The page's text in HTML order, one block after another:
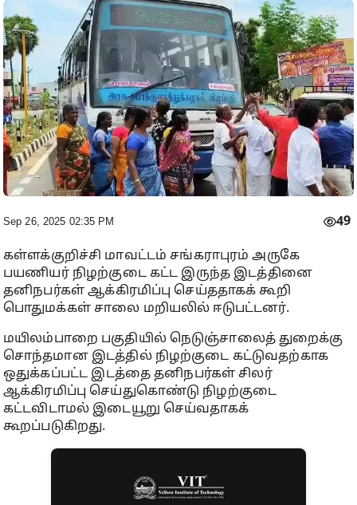
Sep 26, 2025 02:35 PM 49
கள்ளக்குறிச்சி மாவட்டம் சங்கராபுரம் அருகே
பயணியர் நிழற்குடை கட்ட இருந்த இடத்தினை
தனிநபர்கள் ஆக்கிரமிப்பு செய்ததாகக் கூறி
பொதுமக்கள் சாலை மறியலில் ஈடுபட்டனர்.
மயிலம்பாறை பகுதியில் நெடுஞ்சாலைத் துறைக்கு
சொந்தமான இடத்தில் நிழற்குடை கட்டுவதற்காக
ஒதுக்கப்பட்ட இடத்தை தனிநபர்கள் சிலர்
ஆக்கிரமிப்பு செய்துகொண்டு நிழற்குடை
கட்டவிடாமல் இடையூறு செய்வதாகக்
கூறப்படுகிறது.